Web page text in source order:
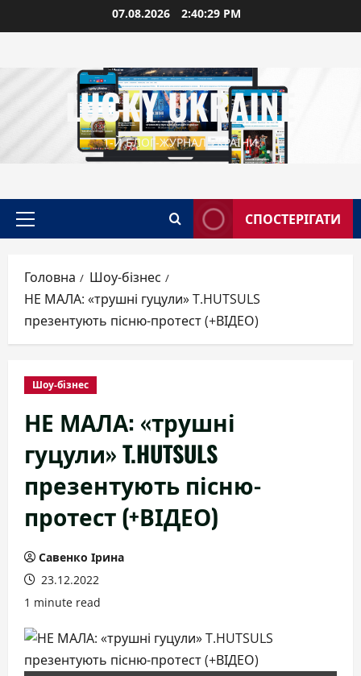
до
07.08.2026 2:40:30 PM
LUCKY UKRAINE
1-Й БЛОГ-ЖУРНАЛ УКРАЇНИ
Головне
СПОСТЕРІГАТИ
Головна
Шоу-бізнес
НЕ МАЛА: «трушні гуцули» T.HUTSULS
презентують пісню-протест (+ВІДЕО)
Шоу-бізнес
НЕ МАЛА: «трушні
гуцули» T.HUTSULS
презентують пісню-
протест (+ВІДЕО)
Савенко Ірина
23.12.2022
1 minute read